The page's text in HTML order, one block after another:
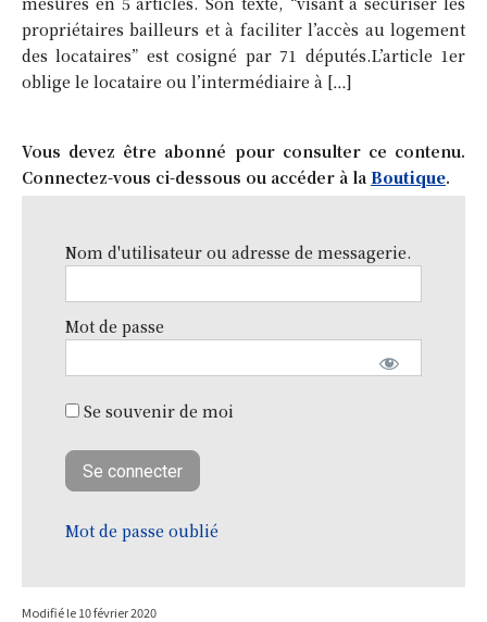
propriétaires bailleurs et à faciliter l’accès au logement
des locataires” est cosigné par 71 députés.L’article 1er
oblige le locataire ou l’intermédiaire à […]
Vous devez être abonné pour consulter ce contenu.
Connectez-vous ci-dessous ou accéder à la Boutique.
Nom d'utilisateur ou adresse de messagerie.
Mot de passe
Se souvenir de moi
Mot de passe oublié
Modifié le10 février 2020